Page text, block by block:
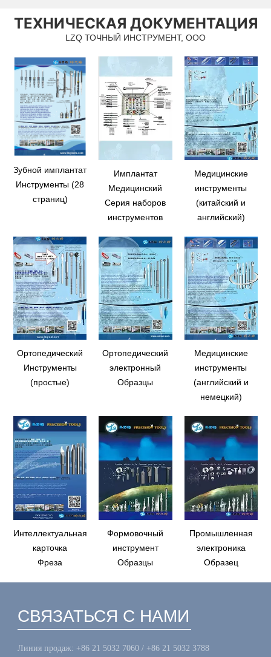
ТЕХНИЧЕСКАЯ ДОКУМЕНТАЦИЯ
LZQ ТОЧНЫЙ ИНСТРУМЕНТ, ООО
Зубной имплантат
Инструменты (28
страниц)
Имплантат
Медицинский
Серия наборов
инструментов
Медицинские
инструменты
(китайский и
английский)
Ортопедический
Инструменты
(простые)
Ортопедический
электронный
Образцы
Медицинские
инструменты
(английский и
немецкий)
Интеллектуальная
карточка
Фреза
Формовочный
инструмент
Образцы
Промышленная
электроника
Образец
СВЯЗАТЬСЯ С НАМИ
Линия продаж: +86 21 5032 7060 / +86 21 5032 3788